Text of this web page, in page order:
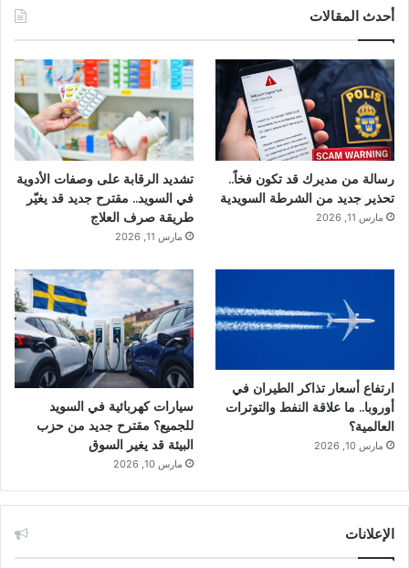
أحدث المقالات
رسالة من مديرك قد تكون فخاً..
تحذير جديد من الشرطة السويدية
مارس 11, 2026
تشديد الرقابة على وصفات الأدوية
في السويد.. مقترح جديد قد يغيّر
طريقة صرف العلاج
مارس 11, 2026
ارتفاع أسعار تذاكر الطيران في
أوروبا.. ما علاقة النفط والتوترات
العالمية؟
مارس 10, 2026
سيارات كهربائية في السويد
للجميع؟ مقترح جديد من حزب
البيئة قد يغير السوق
مارس 10, 2026
الإعلانات